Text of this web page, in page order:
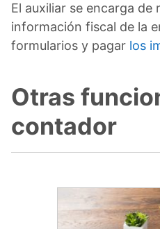
El auxiliar se encarga de
información fiscal de la
formularios y pagar los
Otras
contador